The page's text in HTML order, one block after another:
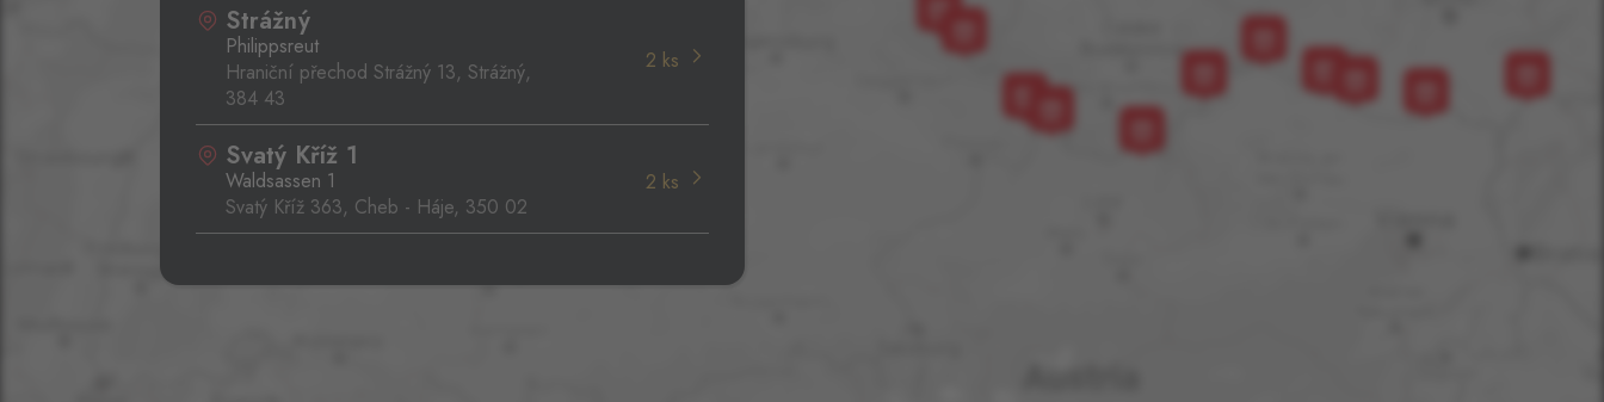
Strážný
Philippsreut
Hraniční přechod Strážný 13, Strážný,
384 43
2 ks
Svatý Kříž 1
Waldsassen 1
Svatý Kříž 363, Cheb - Háje, 350 02
2 ks
Selb 2
0 ks